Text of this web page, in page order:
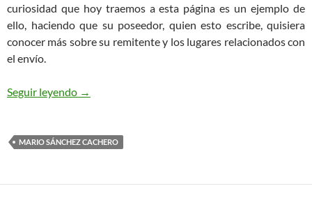
curiosidad que hoy traemos a esta página es un ejemplo de
ello, haciendo que su poseedor, quien esto escribe, quisiera
conocer más sobre su remitente y los lugares relacionados con
el envío.
Seguir leyendo La historia que esconde una carta
→
MARIO SÁNCHEZ CACHERO